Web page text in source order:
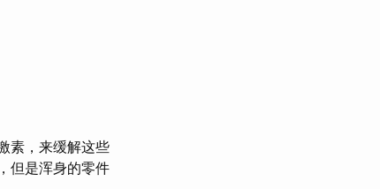
素，来缓解这些
但是浑身的零件